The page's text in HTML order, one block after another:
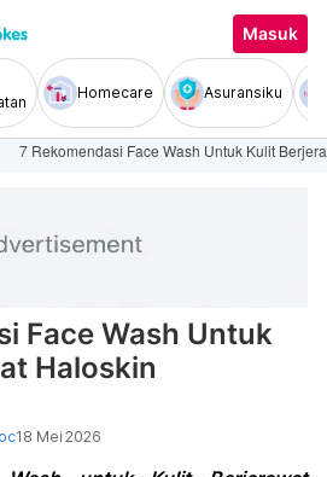
Masuk
Homecare Asuransiku
7 Rekomendasi Face Wash Untuk Kulit
Face Wash Untuk
Haloskin
18 Mei 2026